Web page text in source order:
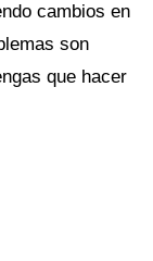
cambios en
son
que hacer